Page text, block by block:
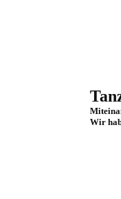
Wir